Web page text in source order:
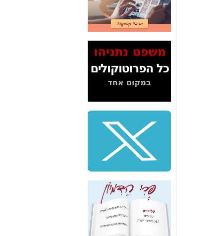
2" על תעלולי השר
משה כחלון -כאן
המשך חשיפת הבלוף
ששמו "מהפיכת
הסלולר" ואיך מסרסים
כאן
סיכום ביקור בסיליקון
משקיעות ומפתחות
באותם תחומים -כאן
שלמה פילבר (עד
לאחרונה מנכ"ל משרד
התקשורת) - עד
מדינה? הצחקתם
"יש אפליה בחקירה"?
חשיפה: למה השר
משה כחלון לא נחקר
עד היום? -
כאן
חשיפת חשד לשחיתות